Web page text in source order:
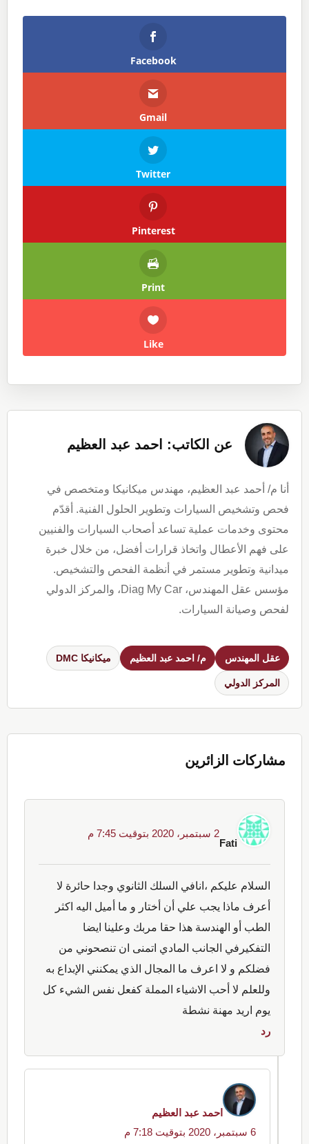
Facebook
Gmail
Twitter
Pinterest
Print
Like
عن الكاتب: احمد عبد العظيم
أنا م/ أحمد عبد العظيم، مهندس ميكانيكا ومتخصص في
فحص وتشخيص السيارات وتطوير الحلول الفنية. أقدّم
محتوى وخدمات عملية تساعد أصحاب السيارات والفنيين
على فهم الأعطال واتخاذ قرارات أفضل، من خلال خبرة
ميدانية وتطوير مستمر في أنظمة الفحص والتشخيص.
مؤسس عقل المهندس، Diag My Car، والمركز الدولي
لفحص وصيانة السيارات.
عقل المهندس م/ احمد عبد العظيم ميكانيكا DMC
المركز الدولي
Interactions
مشاركات الزائرين
Fati
2 سبتمبر، 2020 بتوقيت 7:45 م
السلام عليكم ،انافي السلك الثانوي وجدا حائرة لا
أعرف ماذا يجب علي أن أختار و ما أميل اليه اكثر
الطب أو الهندسة هذا حقا مربك وعلينا ايضا
التفكيرفي الجانب المادي اتمنى ان تنصحوني من
فضلكم و لا اعرف ما المجال الذي يمكنني الإبداع به
وللعلم لا أحب الاشياء المملة كفعل نفس الشيء كل
يوم اريد مهنة نشطة
رد
احمد عبد العظيم
6 سبتمبر، 2020 بتوقيت 7:18 م